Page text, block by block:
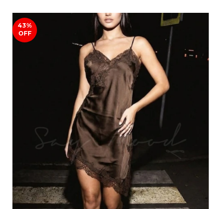
43%
OFF